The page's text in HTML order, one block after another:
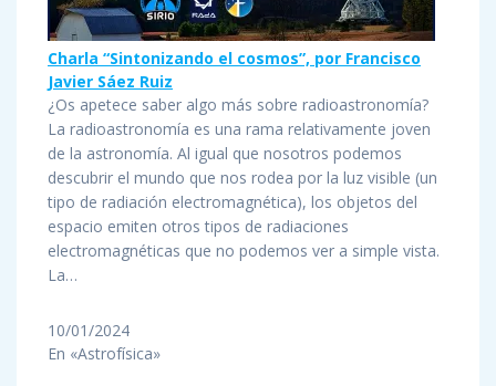
Charla “Sintonizando el cosmos”, por Francisco
Javier Sáez Ruiz
¿Os apetece saber algo más sobre radioastronomía?
La radioastronomía es una rama relativamente joven
de la astronomía. Al igual que nosotros podemos
descubrir el mundo que nos rodea por la luz visible (un
tipo de radiación electromagnética), los objetos del
espacio emiten otros tipos de radiaciones
electromagnéticas que no podemos ver a simple vista.
La…
10/01/2024
En «Astrofísica»